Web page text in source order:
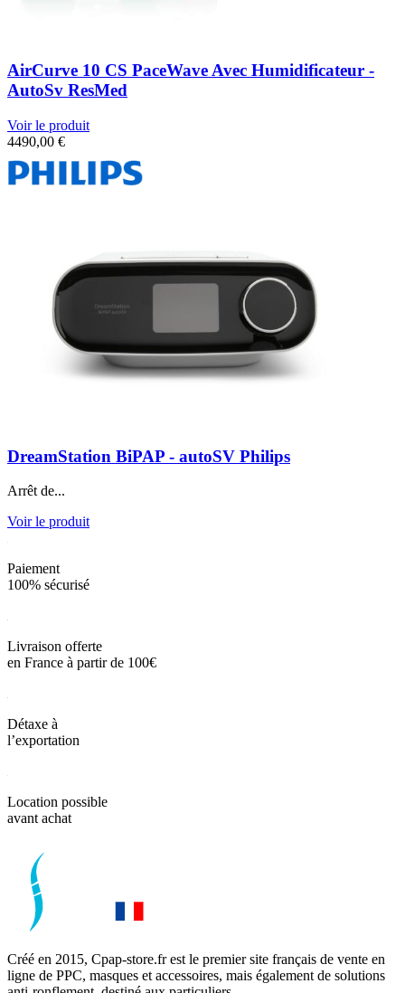
AirCurve 10 CS PaceWave Avec Humidificateur -
AutoSv ResMed
Voir le produit
4490,00 €
DreamStation BiPAP - autoSV Philips
Arrêt de...
Voir le produit
Paiement
100% sécurisé
Livraison offerte
en France à partir de 100€
Détaxe à
l’exportation
Location possible
avant achat
Créé en 2015, Cpap-store.fr est le premier site français de vente en
ligne de PPC, masques et accessoires, mais également de solutions